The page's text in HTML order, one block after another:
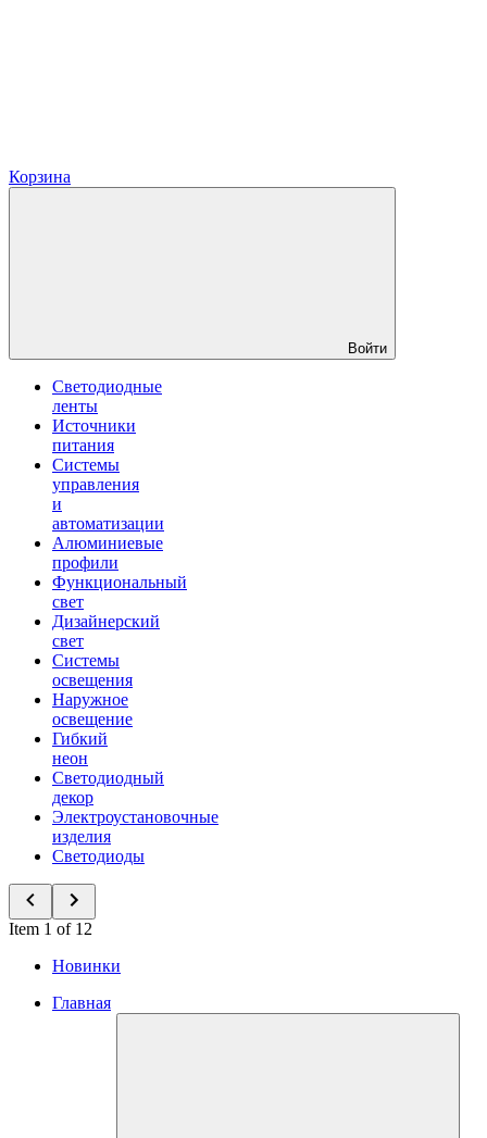
Корзина
Войти
Светодиодные
ленты
Источники
питания
Системы
управления
и
автоматизации
Алюминиевые
профили
Функциональный
свет
Дизайнерский
свет
Системы
освещения
Наружное
освещение
Гибкий
неон
Светодиодный
декор
Электроустановочные
изделия
Светодиоды
Item 1 of 12
Новинки
Главная